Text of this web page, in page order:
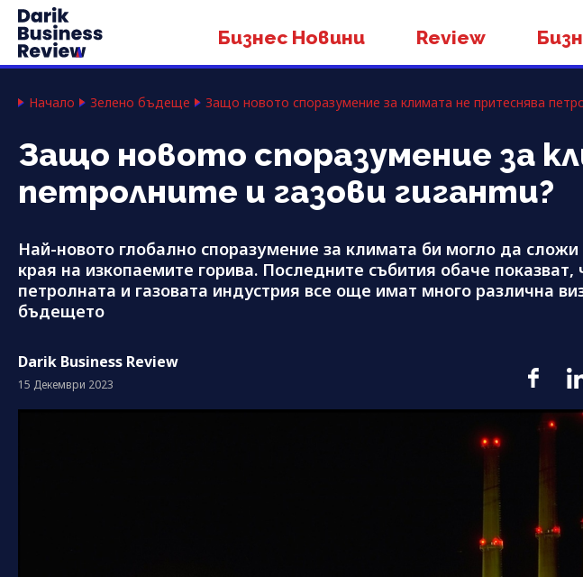
Бизнес Новини Review
Начало Зелено бъдеще Защо новото споразумение за климата не притеснява
Защо новото споразумение за
петролните и газови гиганти?
Най-новото глобално споразумение за климата би могло да
края на изкопаемите горива. Последните събития обаче показват,
петролната и газовата индустрия все още имат много различна
бъдещето
Darik Business Review
15 Декември 2023